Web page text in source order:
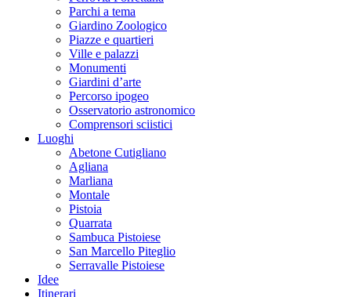
Parchi a tema
Giardino Zoologico
Piazze e quartieri
Ville e palazzi
Monumenti
Giardini d’arte
Percorso ipogeo
Osservatorio astronomico
Comprensori sciistici
Luoghi
Abetone Cutigliano
Agliana
Marliana
Montale
Pistoia
Quarrata
Sambuca Pistoiese
San Marcello Piteglio
Serravalle Pistoiese
Idee
Itinerari